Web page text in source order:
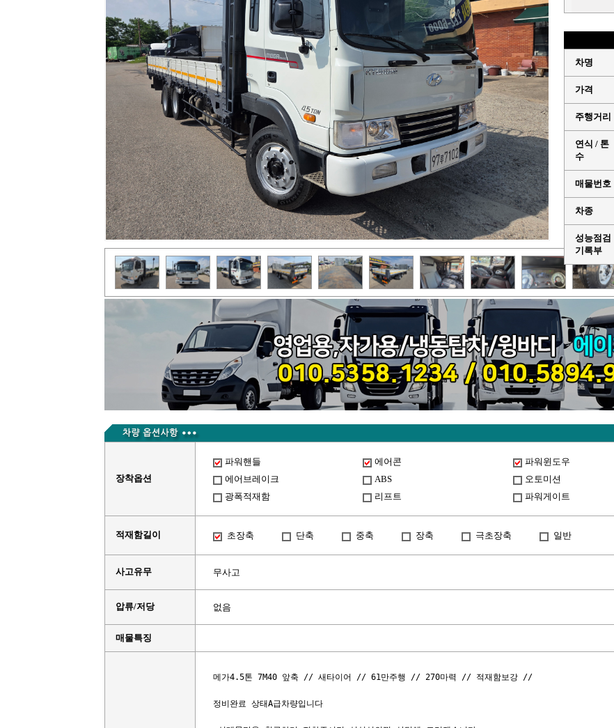
차명
가격
주행거리
연식 / 톤
수
매물번호
차종
성능점검
기록부
장착옵션
파워핸들 에어콘 파워윈도우
에어브레이크
ABS 오토미션
광폭적재함
리프트 파워게이트
적재함길이 초장축 단축 중축 장축 극초장축 일반
사고유무 무사고
압류/저당 없음
매물특징
메가4.5톤 7M40 앞축 // 새타이어 // 61만주행 // 270마력 // 적재함보강 //
정비완료 상태A급차량입니다